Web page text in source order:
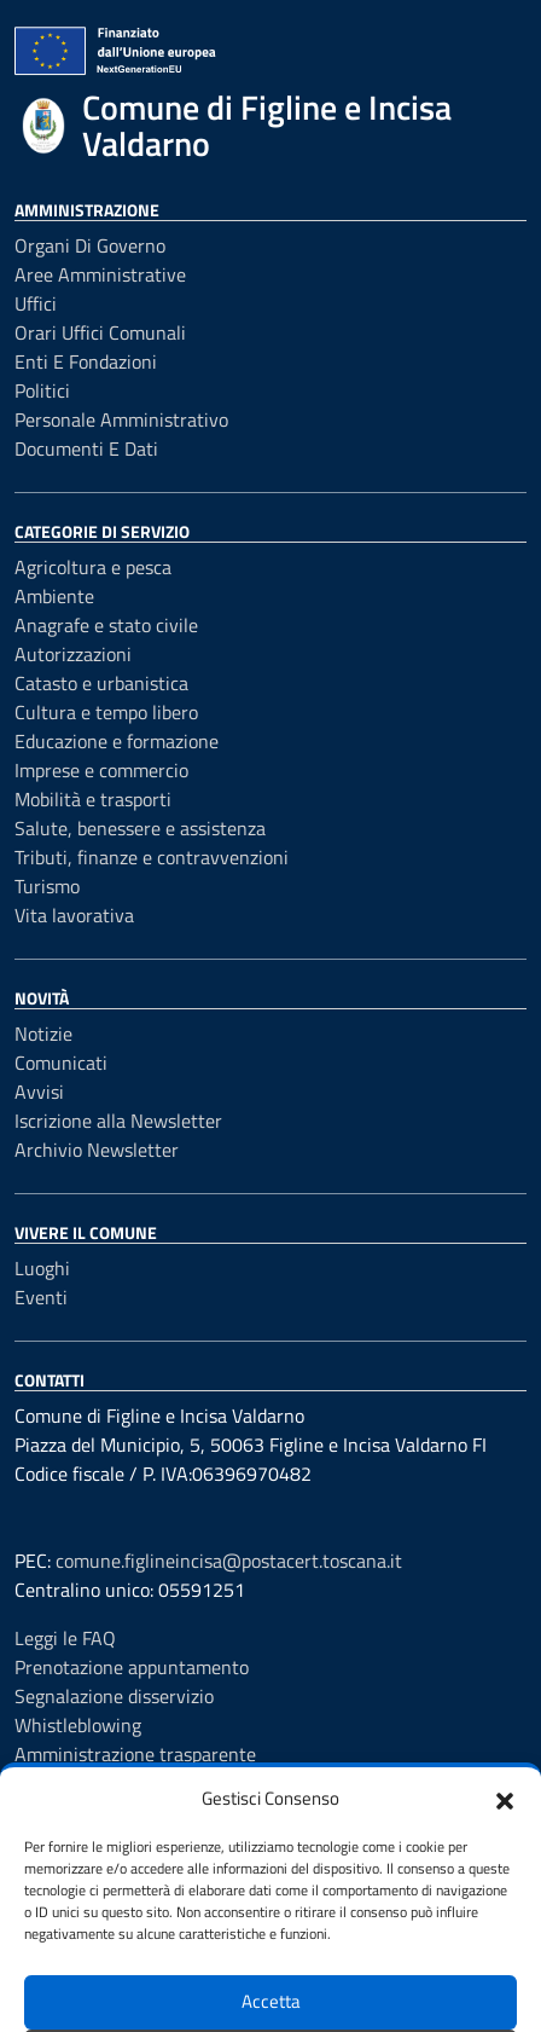
Gestisci Consenso
Per fornire le migliori esperienze, utilizziamo tecnologie come i cookie per
memorizzare e/o accedere alle informazioni del dispositivo. Il consenso a queste
tecnologie ci permetterà di elaborare dati come il comportamento di navigazione
o ID unici su questo sito. Non acconsentire o ritirare il consenso può influire
negativamente su alcune caratteristiche e funzioni.
Accetta
Comune di Figline e Incisa
Valdarno
AMMINISTRAZIONE
Organi Di Governo
Aree Amministrative
Uffici
Orari Uffici Comunali
Enti E Fondazioni
Politici
Personale Amministrativo
Documenti E Dati
CATEGORIE DI SERVIZIO
Agricoltura e pesca
Ambiente
Anagrafe e stato civile
Autorizzazioni
Catasto e urbanistica
Cultura e tempo libero
Educazione e formazione
Imprese e commercio
Mobilità e trasporti
Salute, benessere e assistenza
Tributi, finanze e contravvenzioni
Turismo
Vita lavorativa
NOVITÀ
Notizie
Comunicati
Avvisi
Iscrizione alla Newsletter
Archivio Newsletter
VIVERE IL COMUNE
Luoghi
Eventi
CONTATTI
Comune di Figline e Incisa Valdarno
Piazza del Municipio, 5, 50063 Figline e Incisa Valdarno FI
Codice fiscale / P. IVA:06396970482
PEC:comune.figlineincisa@postacert.toscana.it
Centralino unico: 05591251
Leggi le FAQ
Prenotazione appuntamento
Segnalazione disservizio
Whistleblowing
Amministrazione trasparente
Albo Pretorio
Cookie Policy
Informativa privacy
Dichiarazione di accessibilità